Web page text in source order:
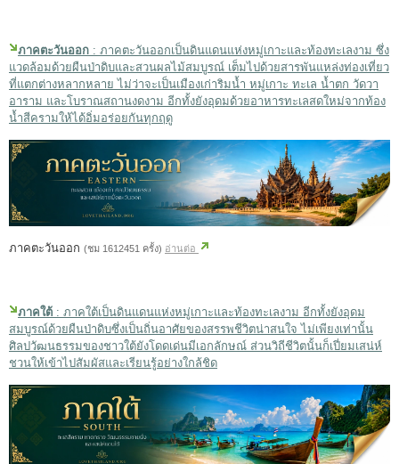
ภาคตะวันออก : ภาคตะวันออกเป็นดินแดนแห่งหมู่เกาะและท้องทะเลงาม ซึ่ง
แวดล้อมด้วยผืนป่าดิบและสวนผลไม้สมบูรณ์ เต็มไปด้วยสารพันแหล่งท่องเที่ยว
ที่แตกต่างหลากหลาย ไม่ว่าจะเป็นเมืองเก่าริมน้ำ หมู่เกาะ ทะเล น้ำตก วัดวา
อาราม และโบราณสถานงดงาม อีกทั้งยังอุดมด้วยอาหารทะเลสดใหม่จากท้อง
น้ำสีครามให้ได้อิ่มอร่อยกันทุกฤดู
ภาคตะวันออก (ชม 1612451 ครั้ง) อ่านต่อ
ภาคใต้ : ภาคใต้เป็นดินแดนแห่งหมู่เกาะและท้องทะเลงาม อีกทั้งยังอุดม
สมบูรณ์ด้วยผืนป่าดิบซึ่งเป็นถิ่นอาศัยของสรรพชีวิตน่าสนใจ ไม่เพียงเท่านั้น
ศิลปวัฒนธรรมของชาวใต้ยังโดดเด่นมีเอกลักษณ์ ส่วนวิถีชีวิตนั้นก็เปี่ยมเสน่ห์
ชวนให้เข้าไปสัมผัสและเรียนรู้อย่างใกล้ชิด